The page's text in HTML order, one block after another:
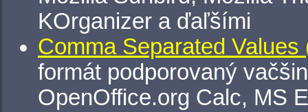
KOrganizer a ďaľšími
Comma Separated Values
formát podporovaný
OpenOffice.org Calc, MS